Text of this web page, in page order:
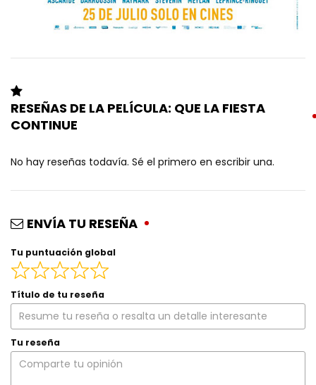
RESEÑAS DE LA PELÍCULA: QUE LA FIESTA
CONTINUE
No hay reseñas todavía. Sé el primero en escribir una.
ENVÍA TU RESEÑA
Tu puntuación global
Título de tu reseña
Tu reseña